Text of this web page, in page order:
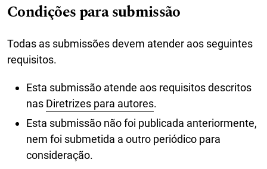
Condições para submissão
Todas as submissões devem atender aos seguintes
requisitos.
Esta submissão atende aos requisitos descritos
nas Diretrizes para autores.
Esta submissão não foi publicada anteriormente,
nem foi submetida a outro periódico para
consideração.